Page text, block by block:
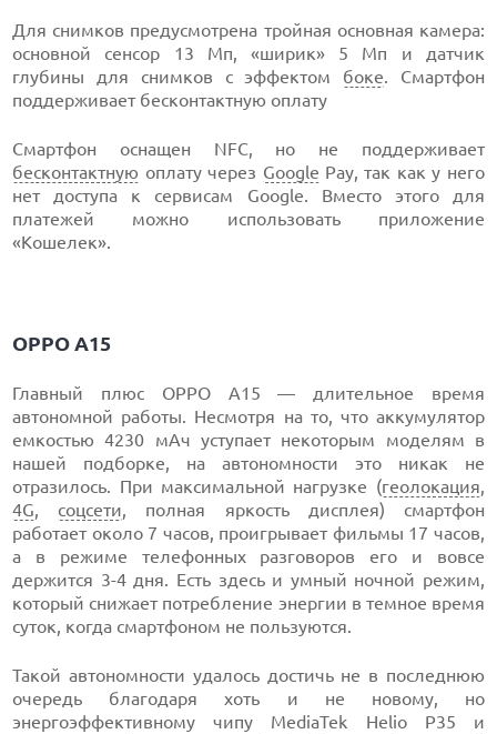
Для снимков предусмотрена тройная основная камера:
основной сенсор 13 Мп, «ширик» 5 Мп и датчик
глубины для снимков с эффектом боке. Смартфон
поддерживает бесконтактную оплату
Смартфон оснащен NFC, но не поддерживает
бесконтактную оплату через Google Pay, так как у него
нет доступа к сервисам Google. Вместо этого для
платежей можно использовать приложение
«Кошелек».
OPPO A15
Главный плюс OPPO A15 — длительное время
автономной работы. Несмотря на то, что аккумулятор
емкостью 4230 мАч уступает некоторым моделям в
нашей подборке, на автономности это никак не
отразилось. При максимальной нагрузке (геолокация,
4G, соцсети, полная яркость дисплея) смартфон
работает около 7 часов, проигрывает фильмы 17 часов,
а в режиме телефонных разговоров его и вовсе
держится 3-4 дня. Есть здесь и умный ночной режим,
который снижает потребление энергии в темное время
суток, когда смартфоном не пользуются.
Такой автономности удалось достичь не в последнюю
очередь благодаря хоть и не новому, но
энергоэффективному чипу MediaTek Helio P35 и